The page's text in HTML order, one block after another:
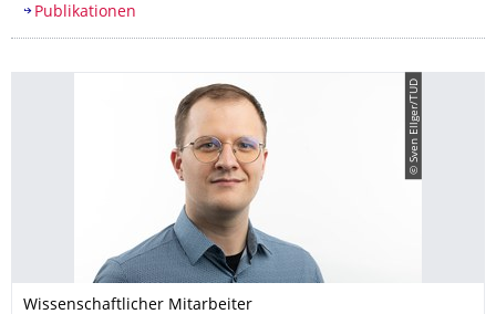
Publikationen
© Sven Ellger/TUD
Wissenschaftlicher Mitarbeiter